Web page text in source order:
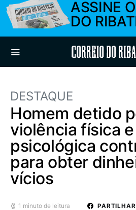
ASSINE
DO
Correio do
DESTAQUE
Homem detido
violência física e
psicológica
para obter
vícios
1 minuto de leitura PARTILHAR